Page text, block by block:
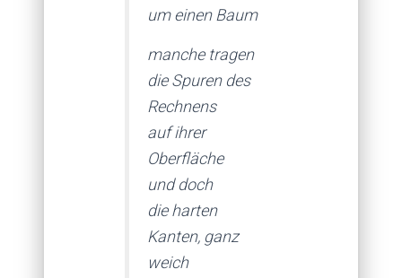
um einen Baum
manche tragen
die Spuren des
Rechnens
auf ihrer
Oberfläche
und doch
die harten
Kanten, ganz
weich